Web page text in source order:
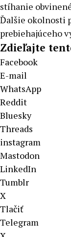
stíhanie
Ďalšie okolnosti
prebiehajúceho
Zdieľajte
Facebook
E-mail
WhatsApp
Reddit
Bluesky
Threads
instagram
Mastodon
LinkedIn
Tumblr
X
Tlačiť
Telegram